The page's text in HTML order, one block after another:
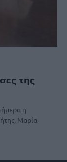
της
η
Μαρία